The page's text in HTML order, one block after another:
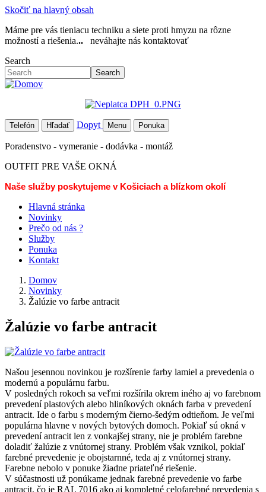
Skočiť na hlavný obsah
Máme pre vás tieniacu techniku a siete proti hmyzu na rôzne
možností a riešenia...
neváhajte nás kontaktovať
Search
Search
Telefón Hľadať Dopyt Menu Ponuka
Poradenstvo - vymeranie - dodávka - montáž
OUTFIT PRE VAŠE OKNÁ
Naše služby poskytujeme v Košiciach a blízkom okolí
Hlavná stránka
Novinky
Prečo od nás ?
Služby
Ponuka
Kontakt
Domov
Novinky
Žalúzie vo farbe antracit
Žalúzie vo farbe antracit
Našou jesennou novinkou je rozšírenie farby lamiel a prevedenia o
modernú a populárnu farbu.
V posledných rokoch sa veľmi rozšírila okrem iného aj vo farebnom
prevedení plastových alebo hliníkových oknách farba v prevedení
antracit. Ide o farbu s moderným čierno-šedým odtieňom. Je veľmi
populárna hlavne v nových bytových domoch. Pokiaľ sú okná v
prevedení antracit len z vonkajšej strany, nie je problém farebne
doladiť žalúzie z vnútornej strany. Problém však vznikol, pokiaľ
farebné prevedenie je obojstarnné, teda aj z vnútornej strany.
Farebne nebolo v ponuke žiadne priateľné riešenie.
V súčastnosti už ponúkame jednak farebné prevedenie vo farbe
antracit, čo je RAL 7016 ako aj kompletné celofarebné prevedenia s